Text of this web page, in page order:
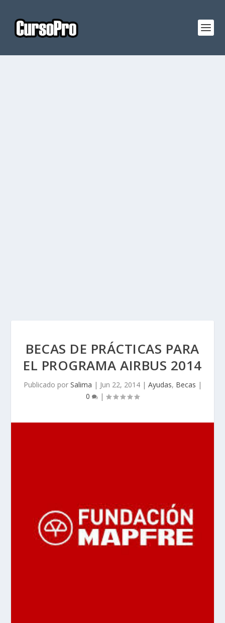
BECAS DE PRÁCTICAS PARA
EL PROGRAMA AIRBUS 2014
Publicado por Salima | Jun 22, 2014| Ayudas, Becas |
0
|